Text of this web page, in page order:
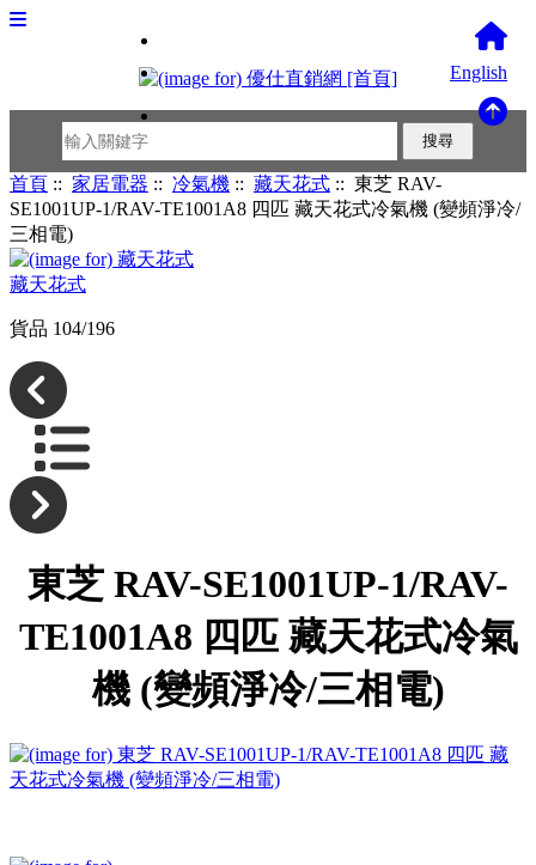
English
首頁 :: 家居電器 :: 冷氣機 :: 藏天花式 :: 東芝 RAV-
SE1001UP-1/RAV-TE1001A8 四匹 藏天花式冷氣機 (變頻淨冷/
三相電)
藏天花式
貨品 104/196
東芝 RAV-SE1001UP-1/RAV-
TE1001A8 四匹 藏天花式冷氣
機 (變頻淨冷/三相電)